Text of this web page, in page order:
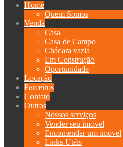
Home
Quem Somos
Venda
Casa
Casa de Campo
Chácara vazia
Em Construção
Oportunidade
Locação
Parceiros
Contato
Outros
Nossos serviços
Vender seu imóvel
Encomendar um imóvel
Links Utéis